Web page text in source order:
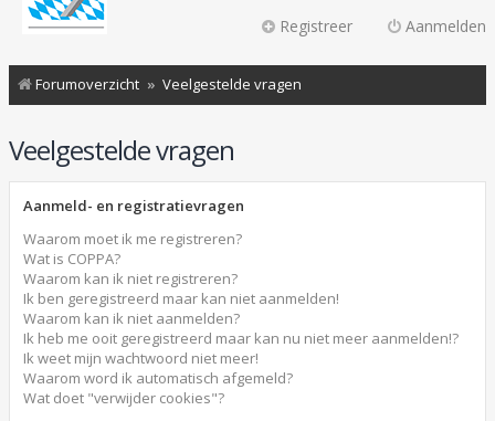
Aanmelden
Registreer
Forumoverzicht Veelgestelde vragen
Veelgestelde vragen
Aanmeld- en registratievragen
Waarom moet ik me registreren?
Wat is COPPA?
Waarom kan ik niet registreren?
Ik ben geregistreerd maar kan niet aanmelden!
Waarom kan ik niet aanmelden?
Ik heb me ooit geregistreerd maar kan nu niet meer aanmelden!?
Ik weet mijn wachtwoord niet meer!
Waarom word ik automatisch afgemeld?
Wat doet "verwijder cookies"?